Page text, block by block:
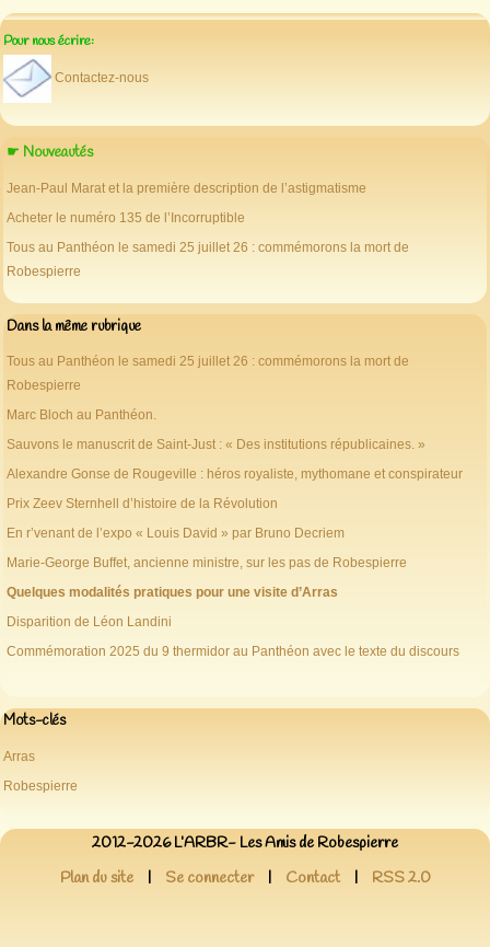
Pour nous écrire:
Contactez-nous
☛ Nouveautés
Jean-Paul Marat et la première description de l’astigmatisme
Acheter le numéro 135 de l’Incorruptible
Tous au Panthéon le samedi 25 juillet 26 : commémorons la mort de
Robespierre
Dans la même rubrique
Tous au Panthéon le samedi 25 juillet 26 : commémorons la mort de
Robespierre
Marc Bloch au Panthéon.
Sauvons le manuscrit de Saint-Just : « Des institutions républicaines. »
Alexandre Gonse de Rougeville : héros royaliste, mythomane et conspirateur
Prix Zeev Sternhell d’histoire de la Révolution
En r’venant de l’expo « Louis David » par Bruno Decriem
Marie-George Buffet, ancienne ministre, sur les pas de Robespierre
Quelques modalités pratiques pour une visite d’Arras
Disparition de Léon Landini
Commémoration 2025 du 9 thermidor au Panthéon avec le texte du discours
Mots-clés
Arras
Robespierre
2012-2026 L’ARBR- Les Amis de Robespierre
Plan du site
| Se connecter | Contact | RSS 2.0